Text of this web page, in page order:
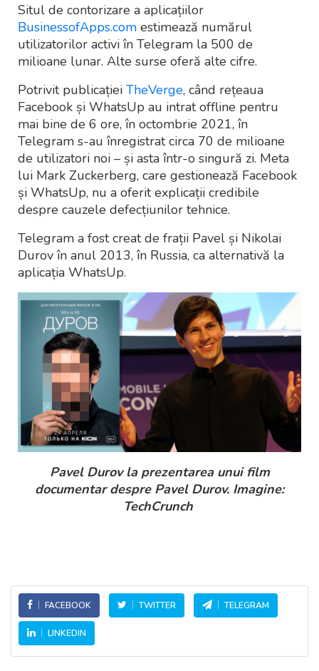
Situl de contorizare a aplicațiilor
BusinessofApps.com estimează numărul
utilizatorilor activi în Telegram la 500 de
milioane lunar. Alte surse oferă alte cifre.
Potrivit publicației TheVerge, când rețeaua
Facebook și WhatsUp au intrat offline pentru
mai bine de 6 ore, în octombrie 2021, în
Telegram s-au înregistrat circa 70 de milioane
de utilizatori noi – și asta într-o singură zi. Meta
lui Mark Zuckerberg, care gestionează Facebook
și WhatsUp, nu a oferit explicații credibile
despre cauzele defecțiunilor tehnice.
Telegram a fost creat de frații Pavel și Nikolai
Durov în anul 2013, în Russia, ca alternativă la
aplicația WhatsUp.
Pavel Durov la prezentarea unui film
documentar despre Pavel Durov. Imagine:
TechCrunch
FACEBOOK TWITTER TELEGRAM
LINKEDIN